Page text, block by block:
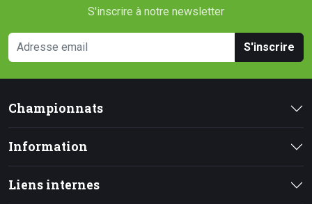
S'inscrire à notre newsletter
S'inscrire
Championnats
Information
Liens internes